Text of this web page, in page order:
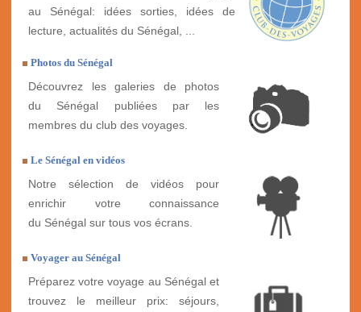
au Sénégal: idées sorties, idées de
lecture, actualités du Sénégal, ...
Photos du Sénégal
Découvrez les galeries de photos
du Sénégal publiées par les
membres du club des voyages.
Le Sénégal en vidéos
Notre sélection de vidéos pour
enrichir votre connaissance
du Sénégal sur tous vos écrans.
Voyager au Sénégal
Préparez votre voyage au Sénégal et
trouvez le meilleur prix: séjours,